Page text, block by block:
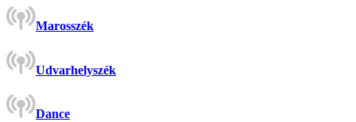
Marosszék
Udvarhelyszék
Dance